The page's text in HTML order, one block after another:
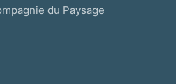
du Paysage